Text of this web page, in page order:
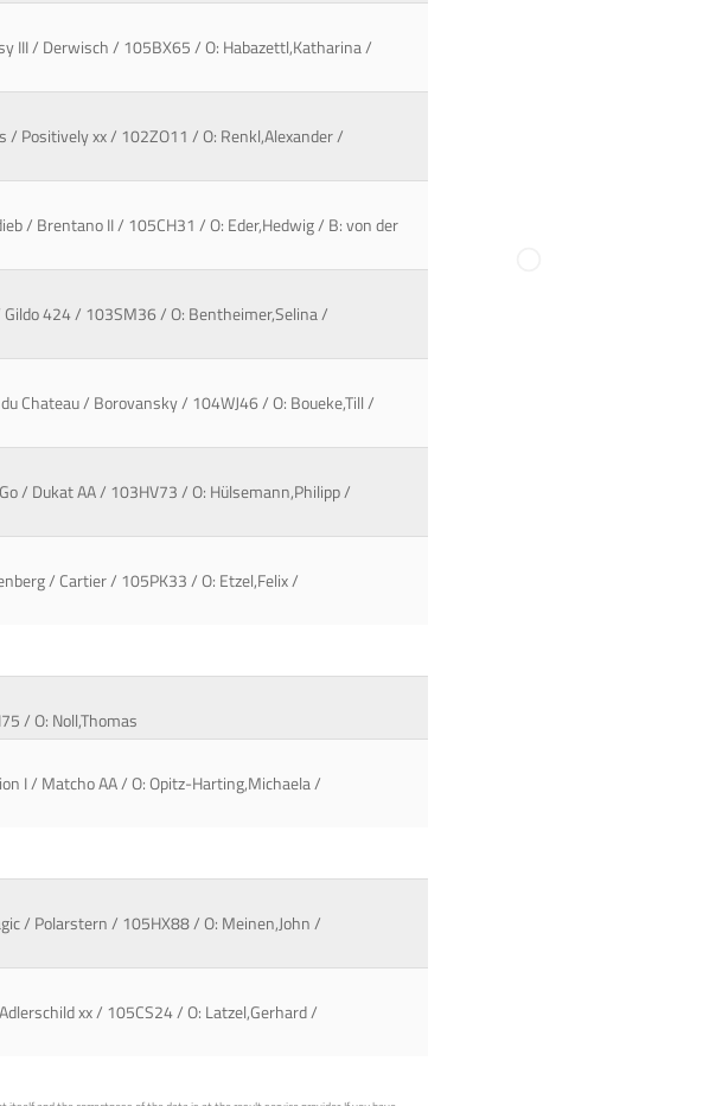
III / Derwisch / 105BX65 / O: Habazettl,Katharina /
Positively xx / 102ZO11 / O: Renkl,Alexander /
/ Brentano II / 105CH31 / O: Eder,Hedwig / B: von der
424 / 103SM36 / O: Bentheimer,Selina /
Chateau / Borovansky / 104WJ46 / O: Boueke,Till /
/ Dukat AA / 103HV73 / O: Hülsemann,Philipp /
/ Cartier / 105PK33 / O: Etzel,Felix /
/ O: Noll,Thomas
I / Matcho AA / O: Opitz-Harting,Michaela /
/ Polarstern / 105HX88 / O: Meinen,John /
xx / 105CS24 / O: Latzel,Gerhard /